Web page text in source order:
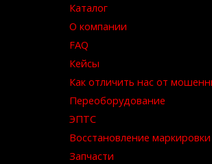
Каталог
О компании
FAQ
Кейсы
Как отличить нас от
Переоборудование
ЭПТС
Восстановление маркировки
Запчасти